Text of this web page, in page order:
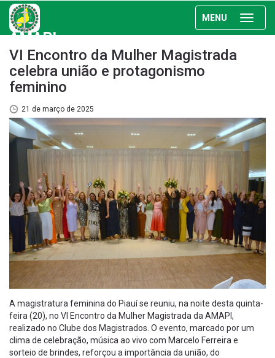
MENU
AMAPI
VI Encontro da Mulher Magistrada
celebra união e protagonismo
feminino
21 de março de 2025
A magistratura feminina do Piauí se reuniu, na noite desta quinta-
feira (20), no VI Encontro da Mulher Magistrada da AMAPI,
realizado no Clube dos Magistrados. O evento, marcado por um
clima de celebração, música ao vivo com Marcelo Ferreira e
sorteio de brindes, reforçou a importância da união, do